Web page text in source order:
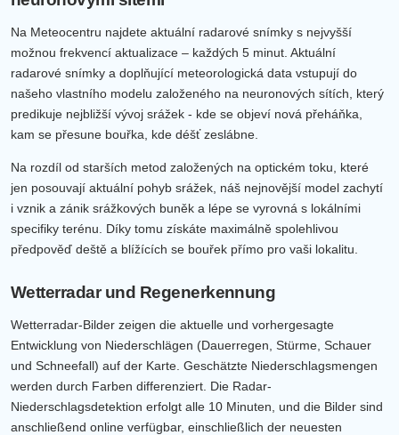
Na Meteocentru najdete aktuální radarové snímky s nejvyšší
možnou frekvencí aktualizace – každých 5 minut. Aktuální
radarové snímky a doplňující meteorologická data vstupují do
našeho vlastního modelu založeného na neuronových sítích, který
predikuje nejbližší vývoj srážek - kde se objeví nová přeháňka,
kam se přesune bouřka, kde déšť zeslábne.
Na rozdíl od starších metod založených na optickém toku, které
jen posouvají aktuální pohyb srážek, náš nejnovější model zachytí
i vznik a zánik srážkových buněk a lépe se vyrovná s lokálními
specifiky terénu. Díky tomu získáte maximálně spolehlivou
předpověď deště a blížících se bouřek přímo pro vaši lokalitu.
Wetterradar und Regenerkennung
Wetterradar-Bilder zeigen die aktuelle und vorhergesagte
Entwicklung von Niederschlägen (Dauerregen, Stürme, Schauer
und Schneefall) auf der Karte. Geschätzte Niederschlagsmengen
werden durch Farben differenziert. Die Radar-
Niederschlagsdetektion erfolgt alle 10 Minuten, und die Bilder sind
anschließend online verfügbar, einschließlich der neuesten